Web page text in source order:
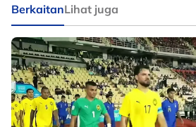
BerkaitanLihat juga